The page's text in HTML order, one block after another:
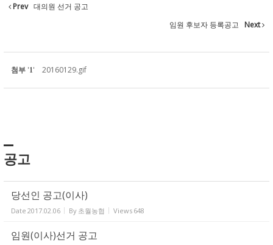
Prev 대의원 선거 공고
임원 후보자 등록공고
Next
첨부 '1 ' 20160129.gif
공고
당선인 공고(이사)
Date 2017.02.06 By 초월농협 Views 648
임원(이사)선거 공고